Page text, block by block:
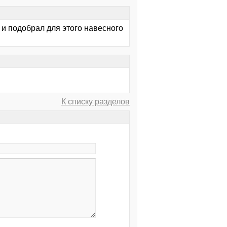
подобрал для этого навесного
К списку разделов